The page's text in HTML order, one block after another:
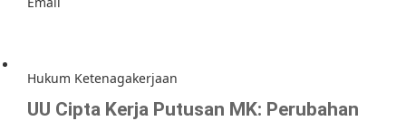
Hukum Ketenagakerjaan
UU Cipta Kerja Putusan MK: Perubahan